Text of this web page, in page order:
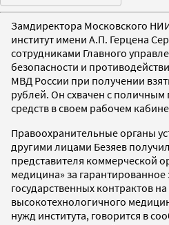
Замдиректора Московского
институт имени А.П. Герцена
сотрудниками Главного
безопасности и
МВД России при получении
рублей. Он схвачен с
средств в своем рабочем
Правоохранительные органы
другими лицами Безяев
представителя коммерческой
медицина» за
государственных контрактов на
высокотехнологичного
нужд института, говорится в